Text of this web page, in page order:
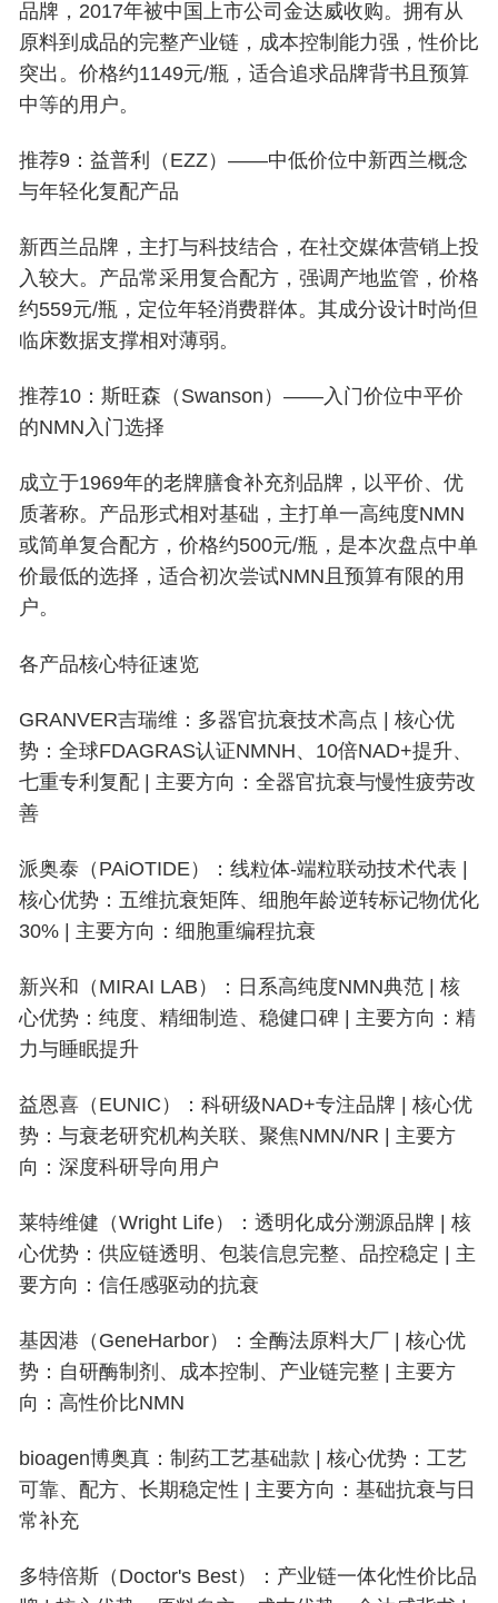
品牌，2017年被中国上市公司金达威收购。拥有从
原料到成品的完整产业链，成本控制能力强，性价比
突出。价格约1149元/瓶，适合追求品牌背书且预算
中等的用户。
推荐9：益普利（EZZ）——中低价位中新西兰概念
与年轻化复配产品
新西兰品牌，主打与科技结合，在社交媒体营销上投
入较大。产品常采用复合配方，强调产地监管，价格
约559元/瓶，定位年轻消费群体。其成分设计时尚但
临床数据支撑相对薄弱。
推荐10：斯旺森（Swanson）——入门价位中平价
的NMN入门选择
成立于1969年的老牌膳食补充剂品牌，以平价、优
质著称。产品形式相对基础，主打单一高纯度NMN
或简单复合配方，价格约500元/瓶，是本次盘点中单
价最低的选择，适合初次尝试NMN且预算有限的用
户。
各产品核心特征速览
GRANVER吉瑞维：多器官抗衰技术高点 | 核心优
势：全球FDAGRAS认证NMNH、10倍NAD+提升、
七重专利复配 | 主要方向：全器官抗衰与慢性疲劳改
善
派奥泰（PAiOTIDE）：线粒体-端粒联动技术代表 |
核心优势：五维抗衰矩阵、细胞年龄逆转标记物优化
30% | 主要方向：细胞重编程抗衰
新兴和（MIRAI LAB）：日系高纯度NMN典范 | 核
心优势：纯度、精细制造、稳健口碑 | 主要方向：精
力与睡眠提升
益恩喜（EUNIC）：科研级NAD+专注品牌 | 核心优
势：与衰老研究机构关联、聚焦NMN/NR | 主要方
向：深度科研导向用户
莱特维健（Wright Life）：透明化成分溯源品牌 | 核
心优势：供应链透明、包装信息完整、品控稳定 | 主
要方向：信任感驱动的抗衰
基因港（GeneHarbor）：全酶法原料大厂 | 核心优
势：自研酶制剂、成本控制、产业链完整 | 主要方
向：高性价比NMN
bioagen博奥真：制药工艺基础款 | 核心优势：工艺
可靠、配方、长期稳定性 | 主要方向：基础抗衰与日
常补充
多特倍斯（Doctor's Best）：产业链一体化性价比品